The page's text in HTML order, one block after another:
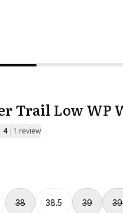
Trail Low WP
4 1 review
38 38.5 39